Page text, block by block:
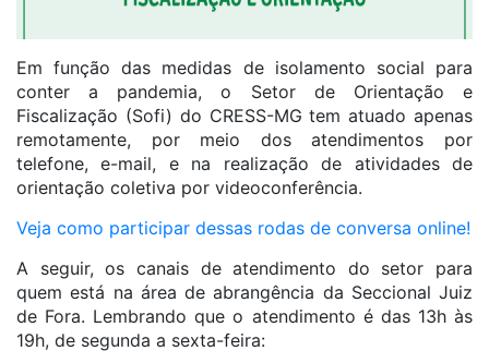
Em função das medidas de isolamento social para
conter a pandemia, o Setor de Orientação e
Fiscalização (Sofi) do CRESS-MG tem atuado apenas
remotamente, por meio dos atendimentos por
telefone, e-mail, e na realização de atividades de
orientação coletiva por videoconferência.
Veja como participar dessas rodas de conversa online!
A seguir, os canais de atendimento do setor para
quem está na área de abrangência da Seccional Juiz
de Fora. Lembrando que o atendimento é das 13h às
19h, de segunda a sexta-feira: